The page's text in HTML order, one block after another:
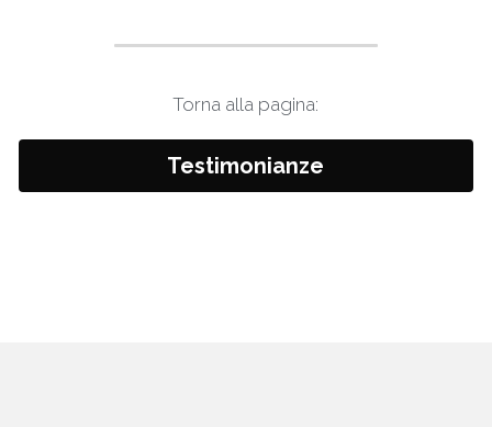
Torna alla pagina:
Testimonianze